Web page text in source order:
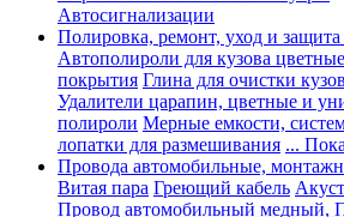
Автосигнализации
Полировка, ремонт, уход и защита
Автополироли для кузова цветные
покрытия Глина для очистки
Удалители царапин, цветные и
полироли Мерные емкости,
лопатки для размешивания ...
Провода автомобильные,
Витая пара Греющий кабель
Провод автомобильный медный,